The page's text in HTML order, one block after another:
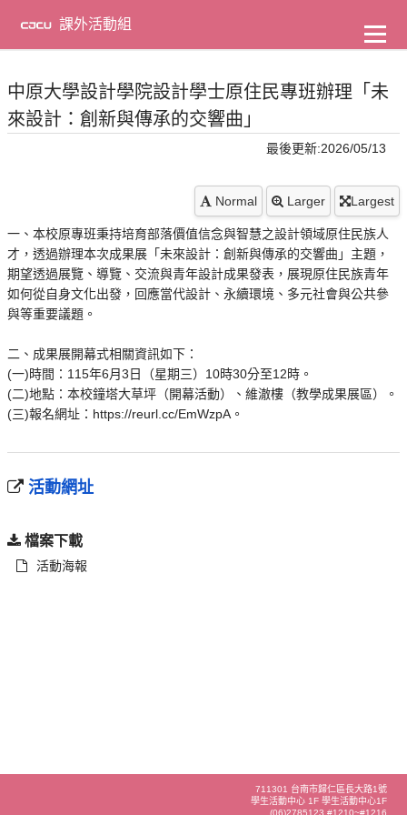
主
容
課外活動組
中原大學設計學院設計學士原住民專班辦理「未
來設計：創新與傳承的交響曲」
最後更新:2026/05/13
Normal Larger Largest
一、本校原專班秉持培育部落價值信念與智慧之設計領域原住民族人
才，透過辦理本次成果展「未來設計：創新與傳承的交響曲」主題，
期望透過展覽、導覽、交流與青年設計成果發表，展現原住民族青年
如何從自身文化出發，回應當代設計、永續環境、多元社會與公共參
與等重要議題。
二、成果展開幕式相關資訊如下：
(一)時間：115年6月3日（星期三）10時30分至12時。
(二)地點：本校鐘塔大草坪（開幕活動）、維澈樓（教學成果展區）。
(三)報名網址：https://reurl.cc/EmWzpA。
活動網址
檔案下載
活動海報
711301 台南市歸仁區長大路1號
學生活動中心 1F 學生活動中心1F